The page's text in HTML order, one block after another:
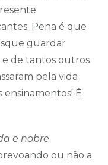
Pena é que
guardar
e de tantos outros
pela vida
ensinamentos! É
e nobre
ou não a